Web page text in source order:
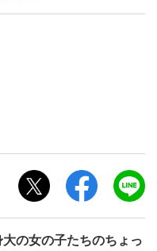
の女の子たちのちょっ